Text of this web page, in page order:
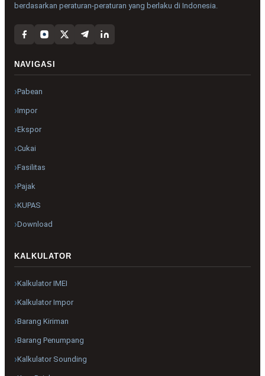
berdasarkan peraturan-peraturan yang berlaku di Indonesia.
NAVIGASI
Pabean
Impor
Ekspor
Cukai
Fasilitas
Pajak
KUPAS
Download
KALKULATOR
Kalkulator IMEI
Kalkulator Impor
Barang Kiriman
Barang Penumpang
Kalkulator Sounding